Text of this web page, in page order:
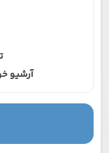
آرشیو